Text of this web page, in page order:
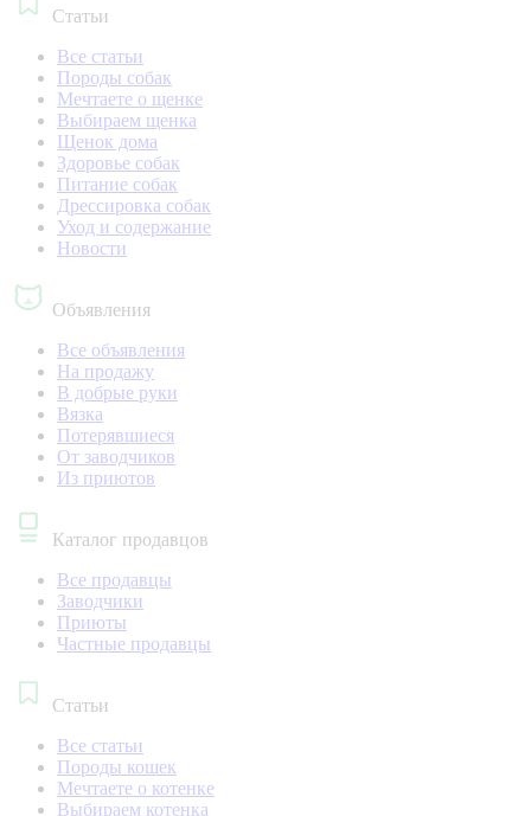
Статьи
Все статьи
Породы собак
Мечтаете о щенке
Выбираем щенка
Щенок дома
Здоровье собак
Питание собак
Дрессировка собак
Уход и содержание
Новости
Объявления
Все объявления
На продажу
В добрые руки
Вязка
Потерявшиеся
От заводчиков
Из приютов
Каталог продавцов
Все продавцы
Заводчики
Приюты
Частные продавцы
Статьи
Все статьи
Породы кошек
Мечтаете о котенке
Выбираем котенка